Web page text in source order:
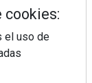
cookies:
el uso de